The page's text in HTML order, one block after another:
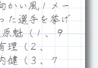
かい風１メー
た選手を挙げ
魁（１、９
理（２、
健（３、７